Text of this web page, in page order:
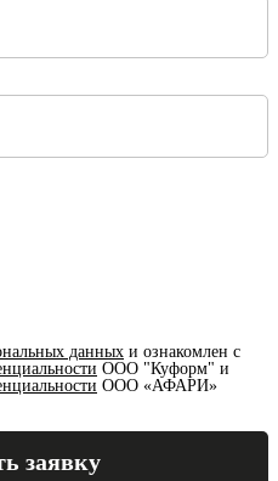
данных и ознакомлен с
ООО "Куформ" и
ООО «АФАРИ»